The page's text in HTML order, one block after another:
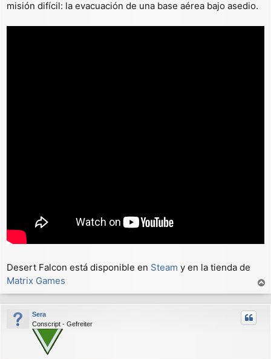
misión difícil: la evacuación de una base aérea bajo asedio.
Desert Falcon está disponible en Steam y en la tienda de
Matrix Games
r
r
Sera
Conscript - Gefreiter